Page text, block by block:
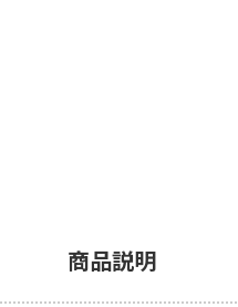
商品説明